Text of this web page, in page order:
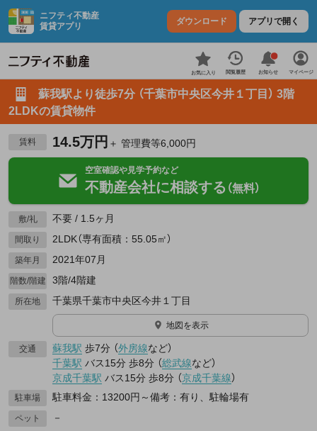
ニフティ不動産
賃貸アプリ
ダウンロード アプリで開く
お気に入り 閲覧履歴 お知らせ マイページ
蘇我駅より徒歩7分 （千葉市中央区今井１丁目） 3階
2LDKの賃貸物件
賃料 14.5万円 ＋ 管理費等6,000円
空室確認や見学予約など
不動産会社に相談する （無料）
敷/礼 不要 / 1.5ヶ月
間取り 2LDK（専有面積：55.05㎡）
築年月 2021年07月
階数/階建 3階/4階建
所在地 千葉県千葉市中央区今井１丁目
地図を表示
交通 蘇我駅 歩7分 （外房線など）
千葉駅 バス15分 歩8分 （総武線など）
京成千葉駅 バス15分 歩8分 （京成千葉線）
駐車場 駐車料金：13200円～備考：有り、駐輪場有
ペット －